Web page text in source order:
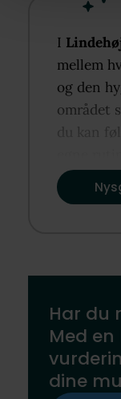
I
mellem
og den
området
du kan
Har du
Med
dine